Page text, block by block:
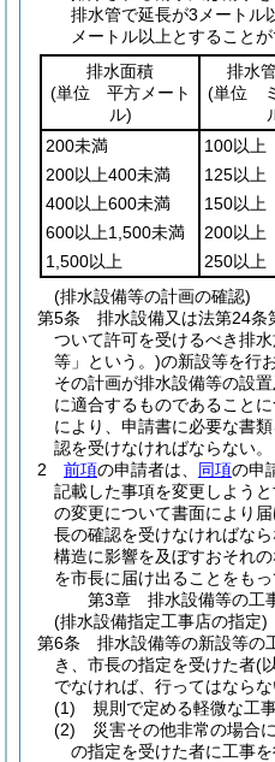
排水管で延長が3メートル
メートル以上とすることが
排水面積
(単位 平方メート
ル)
排水
(単位
200未満 100以上
200以上400未満
125以上
400以上600未満
150以上
600以上1,500未満
200以上
1,500以上
250以上
(排水設備等の計画の確認)
第5条
排水設備又は法第24条
ついて許可を受けるべき排
等」という。)の新設等を行
その計画が排水設備等の設
に適合するものであること
により、申請書に必要な書
認を受けなければならない。
2
前項の申請者は、 同項の申
記載した事項を変更しよう
の変更について書面により届
長の確認を受けなければなら
構造に影響を及ぼすおそれ
を市長に届け出ることをもっ
第3章
排水設備等の工
(排水設備指定工事店の指定)
第6条
排水設備等の新設等の
き、市長の指定を受けた者(
でなければ、行ってはならな
(1)
規則で定める軽微な工
(2)
災害その他非常の場合
の指定を受けた者に工事